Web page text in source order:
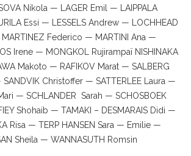
Nikola — LAGER Emil — LAIPPALA
Essi — LESSELS Andrew — LOCHHEAD
Federico — MARTINI Ana —
Irene — MONGKOL Rujirampaï NISHINAKA
Makoto — RAFIKOV Marat — SALBERG
SANDVIK Christoffer — SATTERLEE Laura —
— SCHLANDER Sarah — SCHOSBOEK
Shohaib — TAMAKI – DESMARAIS Didi —
Risa — TERP HANSEN Sara — Emilie —
Sheila — WANNASUTH Romsin